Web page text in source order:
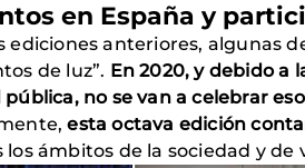
en España y
ediciones anteriores, algunas
de luz”. En 2020, y debido a
pública, no se van a celebrar
esta octava edición
los ámbitos de la sociedad y